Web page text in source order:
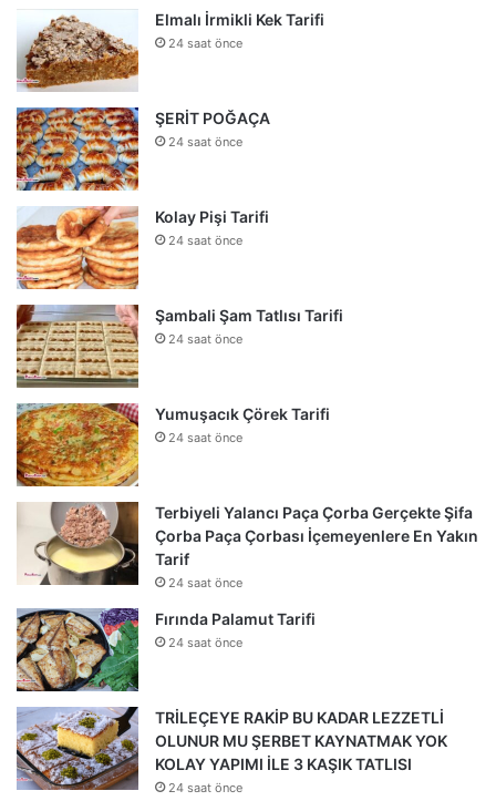
Elmalı İrmikli Kek Tarifi
24 saat önce
ŞERİT POĞAÇA
24 saat önce
Kolay Pişi Tarifi
24 saat önce
Şambali Şam Tatlısı Tarifi
24 saat önce
Yumuşacık Çörek Tarifi
24 saat önce
Terbiyeli Yalancı Paça Çorba Gerçekte Şifa
Çorba Paça Çorbası İçemeyenlere En Yakın
Tarif
24 saat önce
Fırında Palamut Tarifi
24 saat önce
TRİLEÇEYE RAKİP BU KADAR LEZZETLİ
OLUNUR MU ŞERBET KAYNATMAK YOK
KOLAY YAPIMI İLE 3 KAŞIK TATLISI
24 saat önce